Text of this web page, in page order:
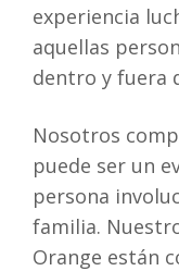
experiencia
aquellas
dentro y fuera
Nosotros
puede ser un
persona
familia.
Orange están